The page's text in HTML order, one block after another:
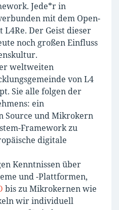
Jede*r in
mit dem Open-
Der Geist dieser
noch großen Einfluss
weltweiten
von L4
Sie alle folgen der
ein
Source und Mikrokern
Framework zu
digitale
Kenntnissen über
und -Plattformen,
bis zu Mikrokernen wie
wir individuell